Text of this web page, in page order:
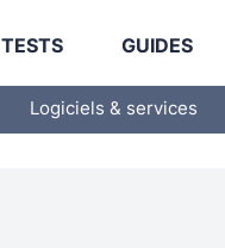
TESTS GUIDES
Logiciels & services